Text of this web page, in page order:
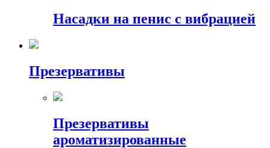
Насадки на пенис с вибрацией
Презервативы
Презервативы
ароматизированные